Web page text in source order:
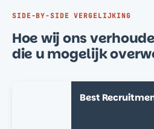
SIDE-BY-SIDE VERGELIJKING
Hoe wij ons
die u mogelijk
Best